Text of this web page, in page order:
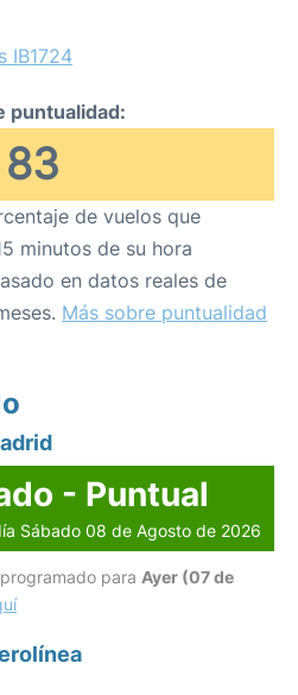
IB1724
puntualidad:
83
de vuelos que
minutos de su hora
en datos reales de
Más sobre puntualidad
- Puntual
Sábado 08 de Agosto de 2026
para Ayer (07 de